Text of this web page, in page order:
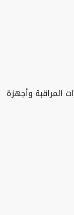
المراقبة وأجهزة